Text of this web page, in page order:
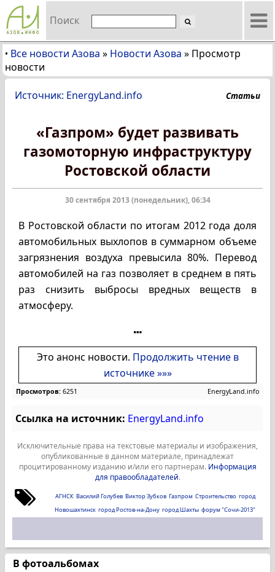
Поиск
• Все новости Азова » Новости Азова » Просмотр
новости
Источник: EnergyLand.info Статьи
«Газпром» будет развивать
газомоторную инфраструктуру
Ростовской области
30 сентября 2013 (понедельник), 06:34
В Ростовской области по итогам 2012 года доля
автомобильных выхлопов в суммарном объеме
загрязнения воздуха превысила 80%. Перевод
автомобилей на газ позволяет в среднем в пять
раз снизить выбросы вредных веществ в
атмосферу.
Это анонс новости. Продолжить чтение в
источнике »»»
Просмотров: 6251 EnergyLand.info
Ссылка на источник: EnergyLand.info
Исключительные права на текстовые материалы и изображения,
опубликованные в данном материале, принадлежат
процитированному изданию и/или его партнерам. Информация
для правообладателей.
АГНСК Василий Голубев Виктор Зубков Газпром Строительство город
Новошахтинск город Ростов-на-Дону город Шахты форум "Сочи-2013"
В фотоальбомах